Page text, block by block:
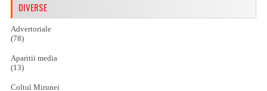
DIVERSE
Advertoriale
(78)
Aparitii media
(13)
Coltul Mirunei